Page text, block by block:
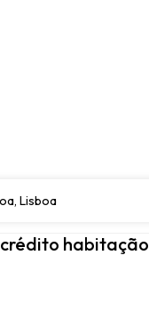
Lisboa
habitação